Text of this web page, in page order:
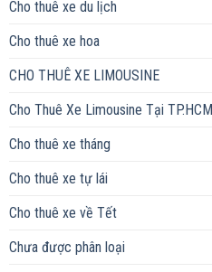
Cho thuê xe du lịch
Cho thuê xe hoa
CHO THUÊ XE LIMOUSINE
Cho Thuê Xe Limousine Tại TP.HCM
Cho thuê xe tháng
Cho thuê xe tự lái
Cho thuê xe về Tết
Chưa được phân loại